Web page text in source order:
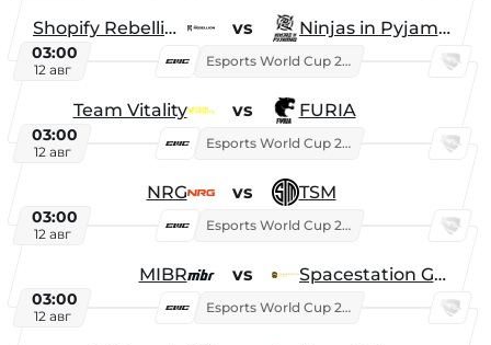
Shopify Rebellion vs Ninjas in Pyjamas
03:00
12 авг
Esports World Cup 2026
Team Vitality vs FURIA
03:00
12 авг
Esports World Cup 2026
NRG vs TSM
03:00
12 авг
Esports World Cup 2026
MIBR vs Spacestation Gaming
03:00
12 авг
Esports World Cup 2026